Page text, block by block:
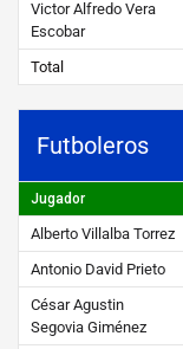
Victor Alfredo Vera
Escobar
Total
Futboleros
Jugador
Alberto Villalba Torrez
Antonio David Prieto
César Agustin
Segovia Giménez